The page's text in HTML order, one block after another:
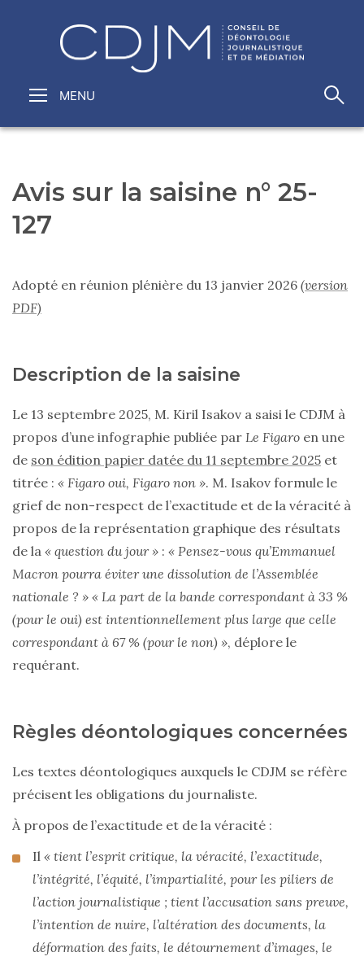
Avis sur la saisine n° 25-
127
Adopté en réunion plénière du 13 janvier 2026 (version
PDF)
Description de la saisine
Le 13 septembre 2025, M. Kiril Isakov a saisi le CDJM à
propos d’une infographie publiée par Le Figaro en une
de son édition papier datée du 11 septembre 2025 et
titrée : « Figaro oui, Figaro non ». M. Isakov formule le
grief de non-respect de l’exactitude et de la véracité à
propos de la représentation graphique des résultats
de la « question du jour » : « Pensez-vous qu’Emmanuel
Macron pourra éviter une dissolution de l’Assemblée
nationale ? » « La part de la bande correspondant à 33 %
(pour le oui) est intentionnellement plus large que celle
correspondant à 67 % (pour le non) », déplore le
requérant.
Règles déontologiques concernées
Les textes déontologiques auxquels le CDJM se réfère
précisent les obligations du journaliste.
À propos de l’exactitude et de la véracité :
Il « tient l’esprit critique, la véracité, l’exactitude,
l’intégrité, l’équité, l’impartialité, pour les piliers de
l’action journalistique ; tient l’accusation sans preuve,
l’intention de nuire, l’altération des documents, la
déformation des faits, le détournement d’images, le